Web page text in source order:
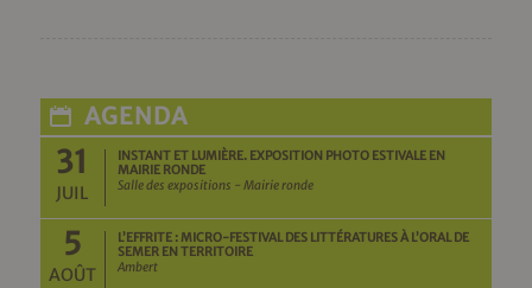
AGENDA
31
JUIL
INSTANT ET LUMIÈRE. EXPOSITION PHOTO ESTIVALE EN
MAIRIE RONDE
Salle des expositions - Mairie ronde
5
AOÛT
L’EFFRITE : MICRO-FESTIVAL DES LITTÉRATURES À L’ORAL DE
SEMER EN TERRITOIRE
Ambert